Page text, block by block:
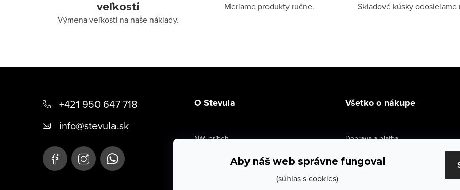
Aby náš web správne fungoval
(súhlas s cookies)
veľkosti
Výmena veľkosti na naše náklady.
Meriame produkty ručne. Skladové kúsky odosielame
+421 950 647 718
info@stevula.sk
O Stevula
Náš príbeh
Kontaktné údaje
Všetko o nákupe
Doprava a platba
Výmena a vrátenie